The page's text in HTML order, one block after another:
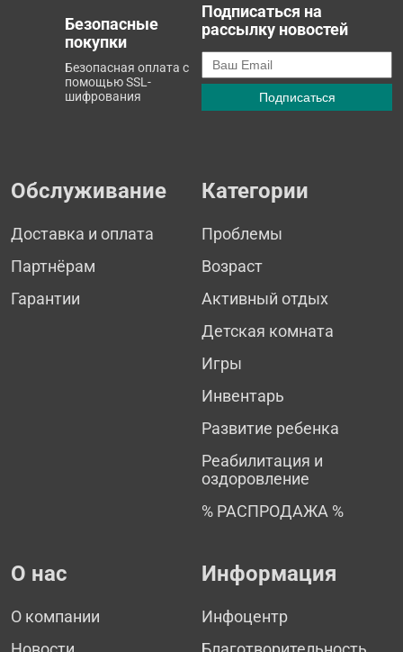
Безопасные
покупки
Безопасная оплата с
помощью SSL-
шифрования
Подписаться на
рассылку новостей
Обслуживание
Доставка и оплата
Партнёрам
Гарантии
Категории
Проблемы
Возраст
Активный отдых
Детская комната
Игры
Инвентарь
Развитие ребенка
Реабилитация и
оздоровление
% РАСПРОДАЖА %
О нас
О компании
Информация
Инфоцентр